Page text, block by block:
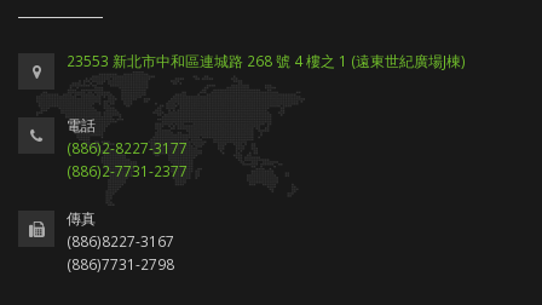
23553 新北市中和區連城路 268 號 4 樓之 1 (遠東世紀廣場J棟)
電話
(886)2-8227-3177
(886)2-7731-2377
傳真
(886)8227-3167
(886)7731-2798